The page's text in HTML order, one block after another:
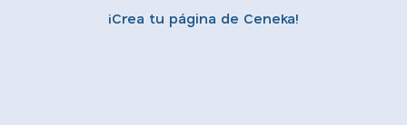
¡Crea tu página de Ceneka!